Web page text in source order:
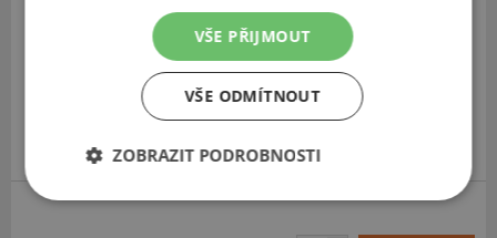
195 55 R15 85V
VŠE PŘIJMOUT
VŠE ODMÍTNOUT
ZOBRAZIT PODROBNOSTI